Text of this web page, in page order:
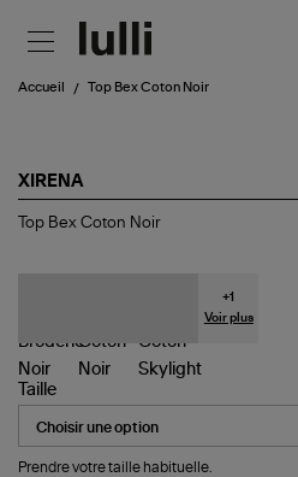
Accueil Top Bex Coton Noir
XIRENA
Top
Top Bex Coton Noir
+1
Voir plus
Taille
Prendre votre taille habituelle.